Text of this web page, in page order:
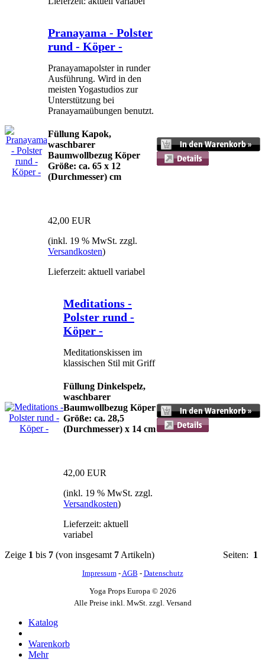
Pranayama - Polster
rund - Köper -
Pranayamapolster in runder
Ausführung. Wird in den
meisten Yogastudios zur
Unterstützung bei
Pranayamaübungen benutzt.
Füllung Kapok,
waschbarer
Baumwollbezug Köper
Größe: ca. 65 x 12
(Durchmesser) cm
42,00 EUR
(inkl. 19 % MwSt. zzgl.
Versandkosten)
Lieferzeit: aktuell variabel
Meditations -
Polster rund -
Köper -
Meditationskissen im
klassischen Stil mit Griff
Füllung Dinkelspelz,
waschbarer
Baumwollbezug Köper
Größe: ca. 28,5
(Durchmesser) x 14 cm
42,00 EUR
(inkl. 19 % MwSt. zzgl.
Versandkosten)
Lieferzeit: aktuell
variabel
Zeige 1 bis 7 (von insgesamt 7 Artikeln) Seiten: 1
Impressum-AGB - Datenschutz
Yoga Props Europa © 2026
Alle Preise inkl. MwSt. zzgl. Versand
Katalog
Warenkorb
Mehr